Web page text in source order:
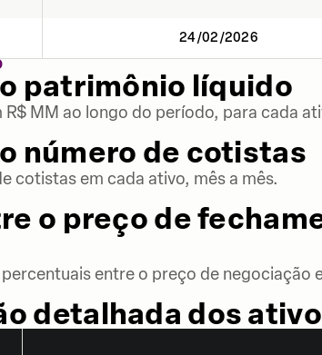
24/02/2026
patrimônio líquido
R$ MM ao longo do período, para cada
número de cotistas
cotistas em cada ativo, mês a mês.
o preço de
entre o preço de negociação
detalhada dos